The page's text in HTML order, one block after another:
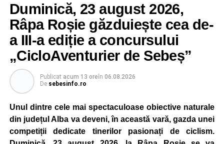
Duminică, 23 august 2026,
Râpa Roșie găzduiește cea de-
a III-a ediție a concursului
„CicloAventurier de Sebeș”
Publicat acum 13 oreîn 06.08.2026
De sebesinfo.ro
Unul dintre cele mai spectaculoase obiective naturale
din județul Alba va deveni, în această vară, gazda unei
competiții dedicate tinerilor pasionați de ciclism.